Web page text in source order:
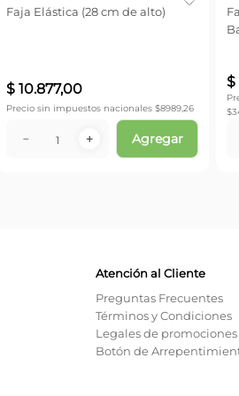
Faja Elástica (28 cm de alto)
$ 10.877,00
Precio sin impuestos nacionales $8989,26
＋
－ Agregar
$
$
Atención al Cliente
Preguntas Frecuentes
Términos y Condiciones
Legales de promociones
Botón de